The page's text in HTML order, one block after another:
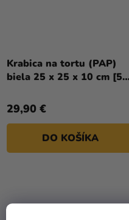
Krabica na tortu (PAP)
biela 25 x 25 x 10 cm [50
29,90 €
DO KOŠÍKA